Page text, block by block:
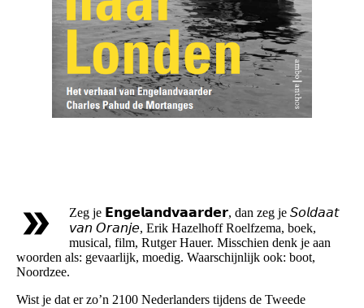
Zeg je 𝗘𝗻𝗴𝗲𝗹𝗮𝗻𝗱𝘃𝗮𝗮𝗿𝗱𝗲𝗿, dan zeg je 𝘚𝘰𝘭𝘥𝘢𝘢𝘵
𝘷𝘢𝘯 𝘖𝘳𝘢𝘯𝘫𝘦, Erik Hazelhoff Roelfzema, boek,
musical, film, Rutger Hauer. Misschien denk je aan
woorden als: gevaarlijk, moedig. Waarschijnlijk ook: boot,
Noordzee.
Wist je dat er zo’n 2100 Nederlanders tijdens de Tweede